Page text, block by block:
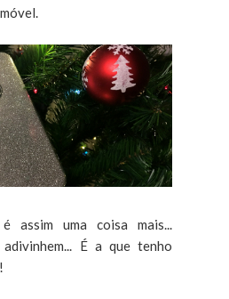
assim uma coisa mais...
adivinhem... É a que tenho